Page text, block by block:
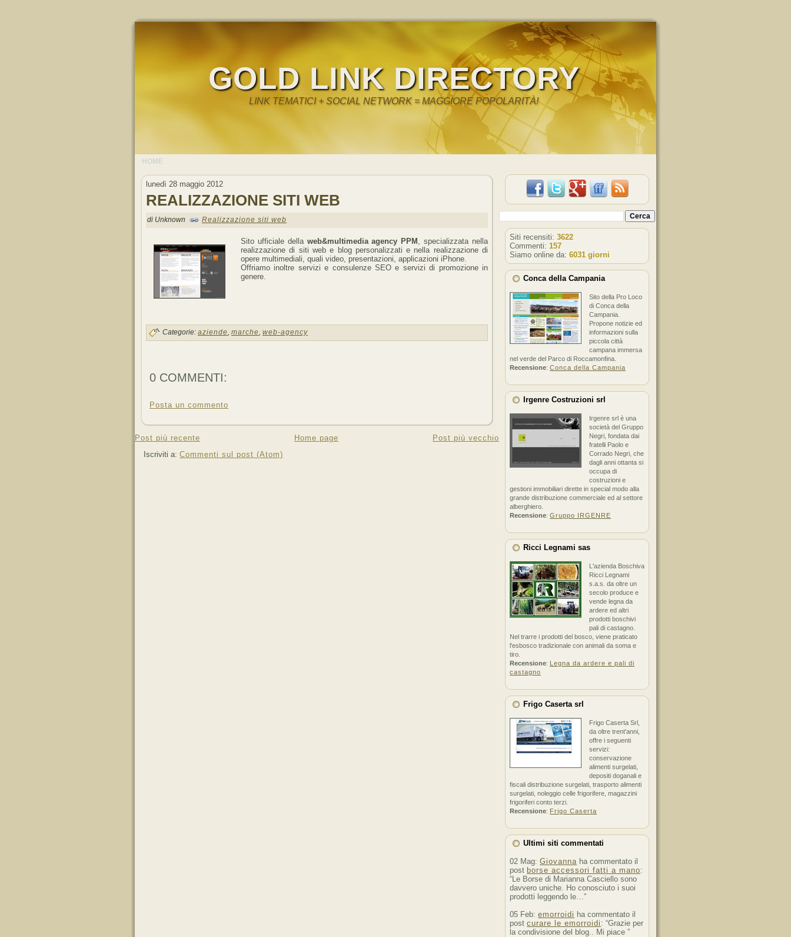
GOLD LINK DIRECTORY
LINK TEMATICI + SOCIAL NETWORK = MAGGIORE POPOLARITÀ!
HOME
lunedì 28 maggio 2012
REALIZZAZIONE SITI WEB
di Unknown Realizzazione siti web
Sito ufficiale della web&multimedia agency PPM , specializzata nella
realizzazione di siti web e blog personalizzati e nella realizzazione di
opere multimediali, quali video, presentazioni, applicazioni iPhone.
Offriamo inoltre servizi e consulenze SEO e servizi di promozione in
genere.
Categorie: aziende, marche, web-agency
0 COMMENTI:
Posta un commento
Post più recente Post più vecchio
Home page
Iscriviti a: Commenti sul post (Atom)
Siti recensiti: 3622
Commenti: 157
Siamo online da: 6031 giorni
Conca della Campania
Sito della Pro Loco
di Conca della
Campania.
Propone notizie ed
informazioni sulla
piccola città
campana immersa
nel verde del Parco di Roccamonfina.
Recensione: Conca della Campania
Irgenre Costruzioni srl
Irgenre srl è una
società del Gruppo
Negri, fondata dai
fratelli Paolo e
Corrado Negri, che
dagli anni ottanta si
occupa di
costruzioni e
gestioni immobiliari dirette in special modo alla
grande distribuzione commerciale ed al settore
alberghiero.
Recensione: Gruppo IRGENRE
Ricci Legnami sas
L'azienda Boschiva
Ricci Legnami
s.a.s. da oltre un
secolo produce e
vende legna da
ardere ed altri
prodotti boschivi
pali di castagno.
Nel trarre i prodotti del bosco, viene praticato
l'esbosco tradizionale con animali da soma e
tiro.
Recensione: Legna da ardere e pali di
castagno
Frigo Caserta srl
Frigo Caserta Srl,
da oltre trent'anni,
offre i seguenti
servizi:
conservazione
alimenti surgelati,
depositi doganali e
fiscali distribuzione surgelati, trasporto alimenti
surgelati, noleggio celle frigorifere, magazzini
frigoriferi conto terzi.
Recensione: Frigo Caserta
Ultimi siti commentati
02 Mag: Giovanna ha commentato il
post borse accessori fatti a mano:
“Le Borse di Marianna Casciello sono
davvero uniche. Ho conosciuto i suoi
prodotti leggendo le…”
05 Feb: emorroidi ha commentato il
post curare le emorroidi : “Grazie per
la condivisione del blog.. Mi piace ”